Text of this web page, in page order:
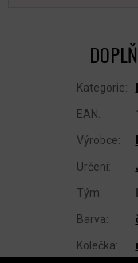
Kategorie:
EAN:
Výrobce:
Určení:
Tým:
Barva:
Kolečka: